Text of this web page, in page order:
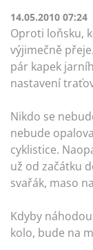
14.05.2010 07:24
Oproti loňsku,
výjimečně
pár kapek
nastavení
Nikdo se
nebude
cyklistice.
už od začátku
svařák, maso
Kdyby
kolo, bude na